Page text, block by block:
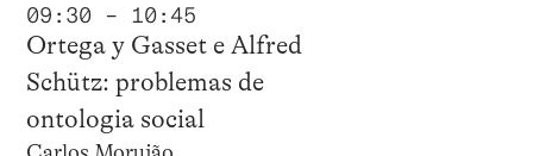
09:30 – 10:45
Ortega y Gasset e Alfred
Schütz: problemas de
ontologia social